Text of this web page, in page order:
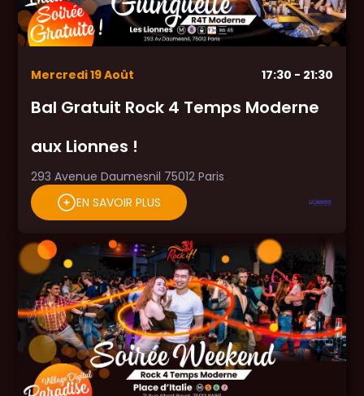
Mercredi19Août 17:30 - 21:30
Bal Gratuit Rock 4 Temps Moderne
aux Lionnes !
293 Avenue Daumesnil 75012 Paris
EN SAVOIR PLUS